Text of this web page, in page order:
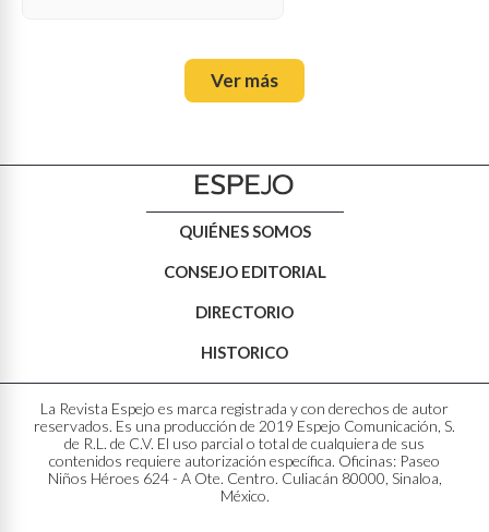
Ver más
QUIÉNES SOMOS
CONSEJO EDITORIAL
DIRECTORIO
HISTORICO
La Revista Espejo es marca registrada y con derechos de autor
reservados. Es una producción de 2019 Espejo Comunicación, S.
de R.L. de C.V. El uso parcial o total de cualquiera de sus
contenidos requiere autorización específica. Oficinas: Paseo
Niños Héroes 624 - A Ote. Centro. Culiacán 80000, Sinaloa,
México.